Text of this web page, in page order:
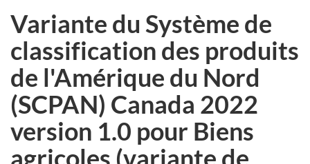
Variante du Système de
classification des produits
de l'Amérique du Nord
(SCPAN) Canada 2022
version 1.0 pour Biens
agricoles (variante de